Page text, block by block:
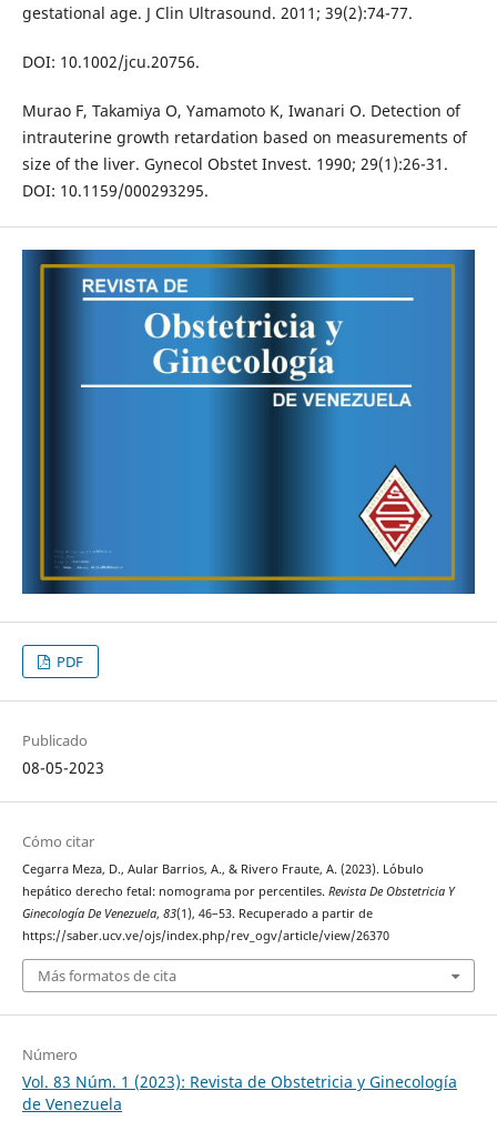
gestational age. J Clin Ultrasound. 2011; 39(2):74-77.
DOI: 10.1002/jcu.20756.
Murao F, Takamiya O, Yamamoto K, Iwanari O. Detection of
intrauterine growth retardation based on measurements of
size of the liver. Gynecol Obstet Invest. 1990; 29(1):26-31.
DOI: 10.1159/000293295.
PDF
Publicado
08-05-2023
Cómo citar
Cegarra Meza, D., Aular Barrios, A., & Rivero Fraute, A. (2023). Lóbulo
hepático derecho fetal: nomograma por percentiles. Revista De Obstetricia Y
Ginecología De Venezuela, 83(1), 46–53. Recuperado a partir de
https://saber.ucv.ve/ojs/index.php/rev_ogv/article/view/26370
Más formatos de cita
Número
Vol. 83 Núm. 1 (2023): Revista de Obstetricia y Ginecología
de Venezuela